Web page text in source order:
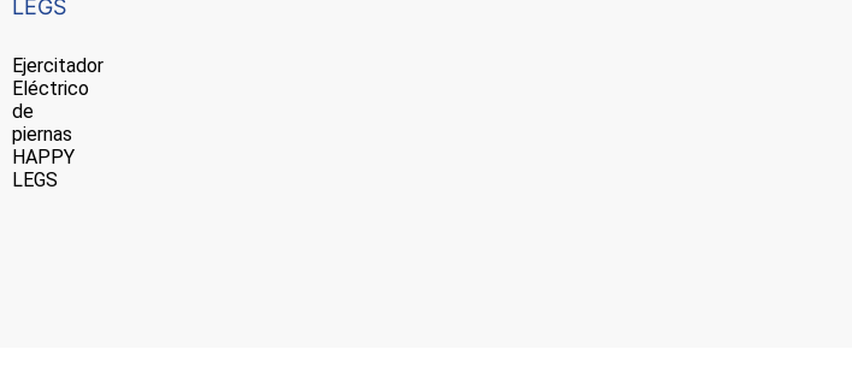
Ejercitador
Eléctrico
de
piernas
HAPPY
LEGS